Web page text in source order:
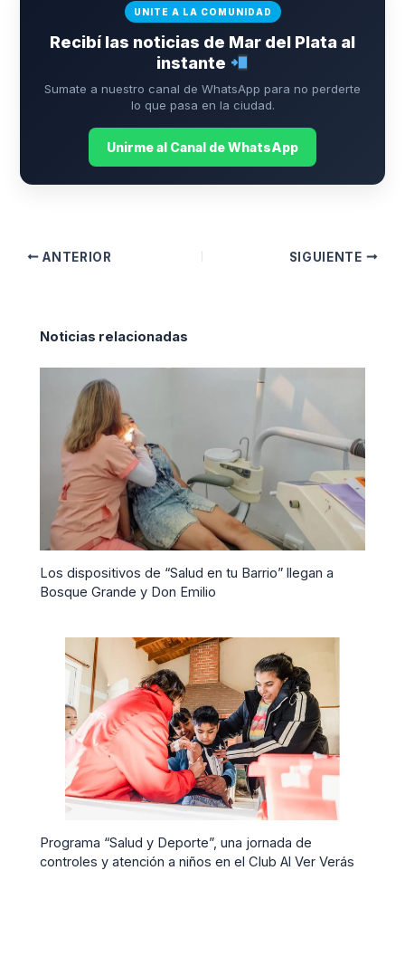
UNITE A LA COMUNIDAD
Recibí las noticias de Mar del Plata al
instante
Sumate a nuestro canal de WhatsApp para no perderte
lo que pasa en la ciudad.
Unirme al Canal de WhatsApp
ANTERIOR SIGUIENTE
Noticias relacionadas
Los dispositivos de “Salud en tu Barrio” llegan a
Bosque Grande y Don Emilio
Programa “Salud y Deporte”, una jornada de
controles y atención a niños en el Club Al Ver Verás